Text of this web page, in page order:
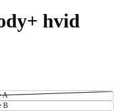
hvid
A
B